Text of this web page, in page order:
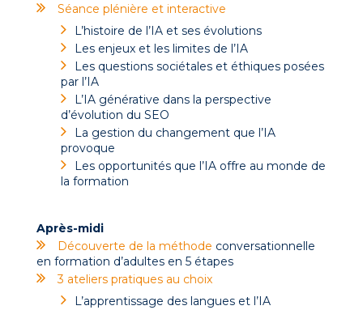
Séance plénière et interactive
L’histoire de l’IA et ses évolutions
Les enjeux et les limites de l’IA
Les questions sociétales et éthiques posées
par l’IA
L’IA générative dans la perspective
d’évolution du SEO
La gestion du changement que l’IA
provoque
Les opportunités que l’IA offre au monde de
la formation
Après-midi
Découverte de la méthode conversationnelle
en formation d’adultes en 5 étapes
3 ateliers pratiques au choix
L’apprentissage des langues et l’IA